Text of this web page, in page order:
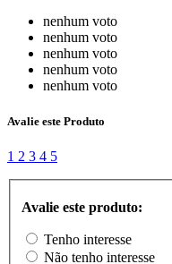
nenhum voto
nenhum voto
nenhum voto
nenhum voto
nenhum voto
Avalie este Produto
1 2 3 4 5
Avalie este produto:
Tenho interesse
Não tenho interesse